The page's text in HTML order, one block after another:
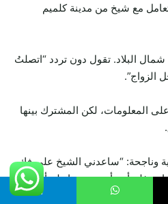
مع شيخ من مدينة كلميم
البلاد. تقول دون تردد “اتصلتُ
الزواج”.
المعلومات، لكن المشترك بينها
وناجحة: “ساعدني الشيخ على فك
فلم أعد أدرس جيدا ولم أتلق أي